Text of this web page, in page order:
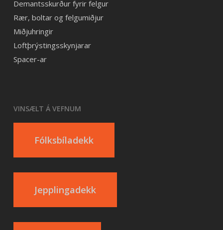
Demantsskurður fyrir felgur
Rær, boltar og felgumiðjur
Miðjuhringir
Loftþrýstingsskynjarar
Spacer-ar
VINSÆLT Á VEFNUM
Fólksbíladekk
Jepplingadekk